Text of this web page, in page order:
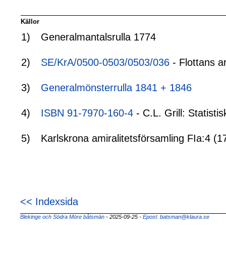
Källor
1) Generalmantalsrulla 1774
2) SE/KrA/0500-0503/0503/036 - Flottans
3) Generalmönsterrulla 1841 + 1846
4) ISBN 91-7970-160-4 - C.L. Grill:
5) Karlskrona amiralitetsförsamling FIa:4
<< Indexsida
Blekinge och Södra Möre båtsmän - 2025-09-25 - Epost: batsman@klaura.se